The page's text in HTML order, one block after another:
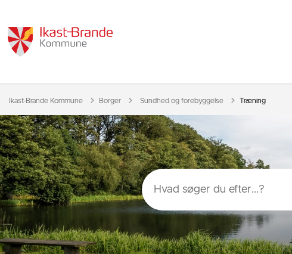
Ikast-Brande Kommune Borger
Tilbage til
Sundhed og forebyggelse Træning